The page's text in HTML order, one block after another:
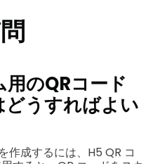
のQRコード
うすればよい
作成するには、H5 QR コ